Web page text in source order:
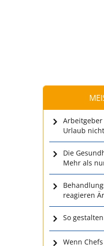
Urlaub
Die
Mehr als
reagieren
So
Wenn